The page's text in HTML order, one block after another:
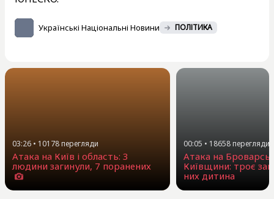
Українські Національні Новини ПОЛІТИКА
03:26 • 10178перегляди
Атака на Київ і область: 3
людини загинули, 7 поранених
00:05 • 18658 перегляди
Атака на
Київщини: троє
них дитина